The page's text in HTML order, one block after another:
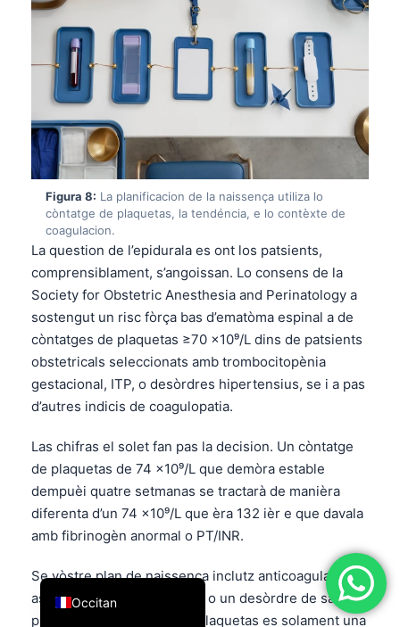
Figura 8: La planificacion de la naissença utiliza lo
còntatge de plaquetas, la tendéncia, e lo contèxte de
coagulacion.
La question de l’epidurala es ont los patsients,
comprensiblament, s’angoissan. Lo consens de la
Society for Obstetric Anesthesia and Perinatology a
sostengut un risc fòrça bas d’ematòma espinal a de
còntatges de plaquetas ≥70 ×10⁹/L dins de patsients
obstetricals seleccionats amb trombocitopènia
gestacional, ITP, o desòrdres hipertensius, se i a pas
d’autres indicis de coagulopatia.
Las chifras el solet fan pas la decision. Un còntatge
de plaquetas de 74 ×10⁹/L que demòra estable
dempuèi quatre setmanas se tractarà de manièra
diferenta d’un 74 ×10⁹/L que èra 132 ièr e que davala
amb fibrinogèn anormal o PT/INR.
Se vòstre plan de naissença inclutz anticoagulants,
aspirina, malautiá del fetge, o un desòrdre de sagnat
precedent, lo còntatge de plaquetas es solament una
Occitan
English
Deutsch
العربية
Français
עִבְרִית
Español
Português
Ελληνικά
Română
简体中文
فارسی
Български
Dansk
Nederlands
हिन्दी
Bahasa Indonesia
Հայերեն